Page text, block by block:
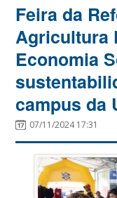
Feira da
Agricultura
Economia
campus da
07/11/2024 17:31